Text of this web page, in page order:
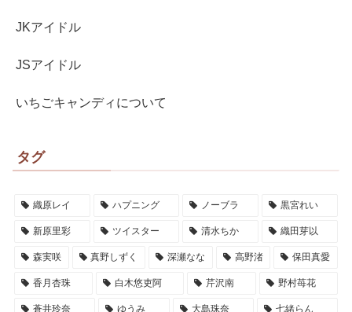
JKアイドル
JSアイドル
いちごキャンディについて
タグ
織原レイ ハプニング ノーブラ 黒宮れい
新原里彩 ツイスター 清水ちか 織田芽以
森実咲 真野しずく 深瀬なな 高野渚 保田真愛
香月杏珠 白木悠吏阿 芹沢南 野村苺花
蒼井玲奈 ゆうみ 大島珠奈 七緒らん